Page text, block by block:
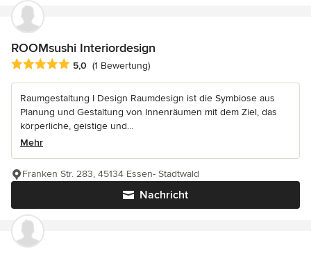
ROOMsushi Interiordesign
Durchschnittliche Bewertung: 5 von 5 Sternen
5,0 (1 Bewertung)
Raumgestaltung I Design Raumdesign ist die Symbiose aus
Planung und Gestaltung von Innenräumen mit dem Ziel, das
körperliche, geistige und...
Mehr
Nachricht
Franken Str. 283, 45134 Essen- Stadtwald